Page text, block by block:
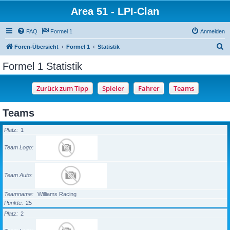
Area 51 - LPI-Clan
FAQ Formel 1 Anmelden
Foren-Übersicht Formel 1 Statistik
Formel 1 Statistik
Teams
Platz 1
Team Logo
Team Auto
Teamname
Williams Racing
Punkte
25
Platz
2